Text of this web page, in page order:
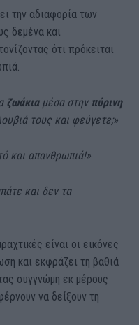
την αδιαφορία των
δεμένα και
ότι πρόκειται
ζωάκιαμέσα στην πύρινη
τους και φεύγετε;»
και απανθρωπιά!»
και δεν τα
είναι οι εικόνες
και εκφράζει τη βαθιά
συγγνώμη εκ μέρους
να δείξουν τη